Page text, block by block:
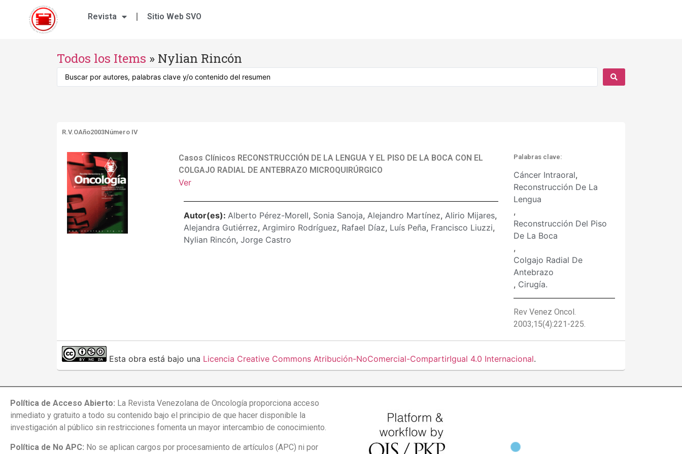
Revista Sitio Web SVO
Todos los Items » Nylian Rincón
R.V.OAño2003Número IV
Casos Clínicos RECONSTRUCCIÓN DE LA LENGUA Y EL PISO DE LA BOCA CON EL
COLGAJO RADIAL DE ANTEBRAZO MICROQUIRÚRGICO
Ver
Autor(es): Alberto Pérez-Morell, Sonia Sanoja, Alejandro Martínez, Alirio Mijares,
Alejandra Gutiérrez, Argimiro Rodríguez, Rafael Díaz, Luís Peña, Francisco Liuzzi,
Nylian Rincón, Jorge Castro
Palabras clave:
Cáncer Intraoral,
Reconstrucción De La
Lengua
,
Reconstrucción Del Piso
De La Boca
,
Colgajo Radial De
Antebrazo
, Cirugía.
Rev Venez Oncol.
2003;15(4):221-225.
Esta obra está bajo una Licencia Creative Commons Atribución-NoComercial-CompartirIgual 4.0 Internacional.
Política de Acceso Abierto: La Revista Venezolana de Oncología proporciona acceso
inmediato y gratuito a todo su contenido bajo el principio de que hacer disponible la
investigación al público sin restricciones fomenta un mayor intercambio de conocimiento.
Política de No APC: No se aplican cargos por procesamiento de artículos (APC) ni por